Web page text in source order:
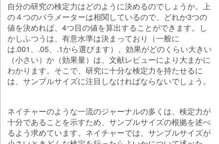
自分の研究の検定力はどのように決めるのでしょうか。上
の４つのパラメーターは相関しているので、どれか3つの
値を決めれば、4つ目の値を算出することができます。し
かしふつうは、有意水準は決まっており（一般に
は.001、.05、.1から選びます）、効果がどのくらい大きい
（小さい）か（効果量）は、文献レビューにより大まかに
わかります。そこで、研究に十分な検定力を持たせるに
は、サンプルサイズに注目しなければならないでしょう。
ネイチャーのような一流のジャーナルの多くは、検定力が
十分であることを示すため、サンプルサイズの根拠を述べ
るよう求めています。ネイチャーでは、サンプルサイズが